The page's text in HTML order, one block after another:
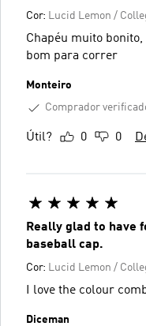
Cor: Lucid Lemon /
Chapéu muito
bom para correr
Monteiro
Comprador
Útil? 0 0
Really glad to have
baseball cap.
Cor: Lucid Lemon /
I love the colour
Diceman